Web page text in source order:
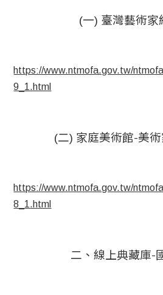
(一) 臺灣藝術家
https://www.ntmofa.gov.tw/
9_1.html
(二) 家庭美術館-美
https://www.ntmofa.gov.tw/
8_1.html
二、線上典藏庫-